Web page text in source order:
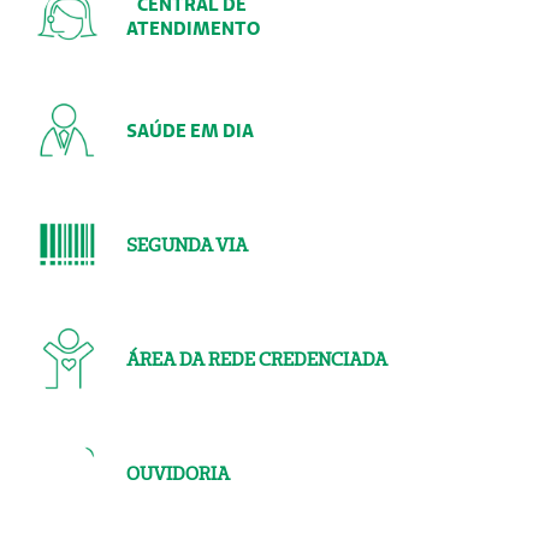
ATENDIMENTO
SAÚDE EM DIA
SEGUNDA VIA
ÁREA DA REDE CREDENCIADA
OUVIDORIA